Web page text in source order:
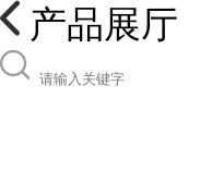
产品展厅